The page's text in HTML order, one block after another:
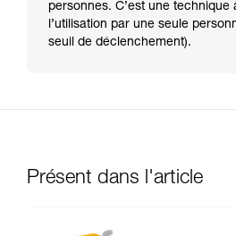
personnes. C’est une technique
l’utilisation par une seule
seuil de déclenchement).
Présent dans l'article